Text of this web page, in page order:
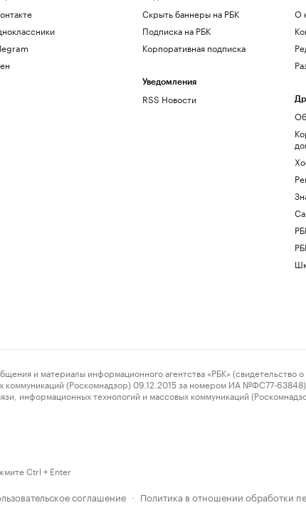
Скрыть баннеры на РБК
Подписка на РБК
Корпоративная подписка
Уведомления
RSS Новости
О
материалы информационного агентства «РБК» (свидетельство о
(Роскомнадзор) 09.12.2015 за номером ИА №ФС77-63848)
информационных технологий и массовых коммуникаций
Ctrl + Enter
соглашение · Политика в отношении обработки